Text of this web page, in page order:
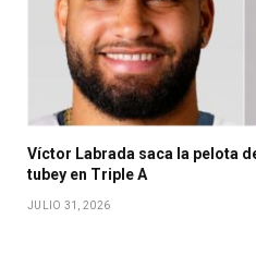
Víctor Labrada saca la pelota
tubey en Triple A
JULIO 31, 2026